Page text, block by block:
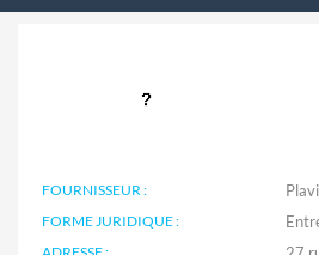
FOURNISSEUR :
FORME JURIDIQUE :